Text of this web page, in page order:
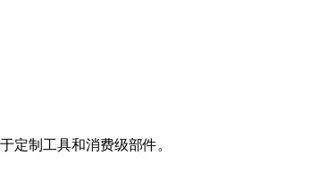
制工具和消费级部件。